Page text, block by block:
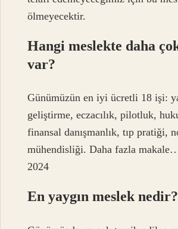
ölmeyecektir.
Hangi meslekte daha
var?
Günümüzün en iyi ücretli 18 işi:
geliştirme, eczacılık, pilotluk,
finansal danışmanlık, tıp pratiği,
mühendisliği. Daha fazla
2024
En yaygın meslek nedir?